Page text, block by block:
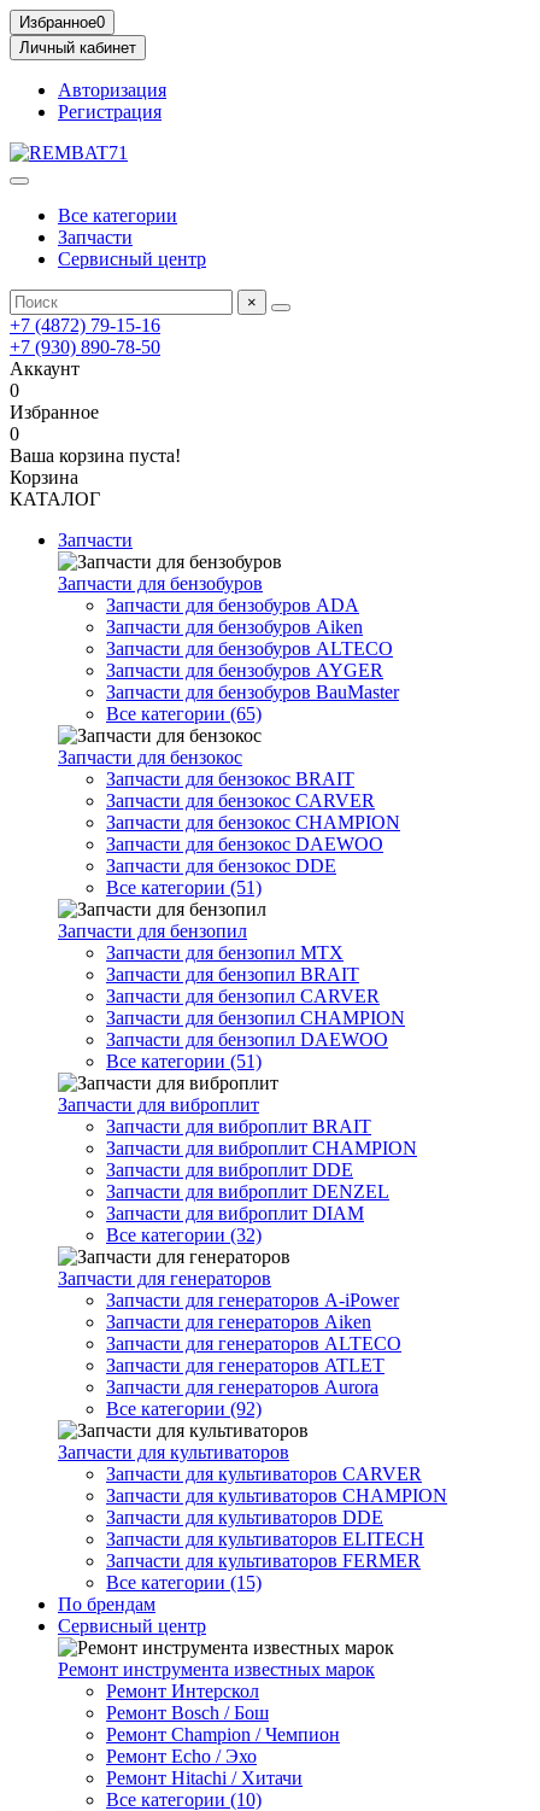
Избранное0
Личный кабинет
Авторизация
Регистрация
Все категории
Запчасти
Сервисный центр
×
+7 (4872) 79-15-16
+7 (930) 890-78-50
Аккаунт
0
Избранное
0
Ваша корзина пуста!
Корзина
КАТАЛОГ
Запчасти
Запчасти для бензобуров
Запчасти для бензобуров ADA
Запчасти для бензобуров Aiken
Запчасти для бензобуров ALTECO
Запчасти для бензобуров AYGER
Запчасти для бензобуров BauMaster
Все категории (65)
Запчасти для бензокос
Запчасти для бензокос BRAIT
Запчасти для бензокос CARVER
Запчасти для бензокос CHAMPION
Запчасти для бензокос DAEWOO
Запчасти для бензокос DDE
Все категории (51)
Запчасти для бензопил
Запчасти для бензопил MTX
Запчасти для бензопил BRAIT
Запчасти для бензопил CARVER
Запчасти для бензопил CHAMPION
Запчасти для бензопил DAEWOO
Все категории (51)
Запчасти для виброплит
Запчасти для виброплит BRAIT
Запчасти для виброплит CHAMPION
Запчасти для виброплит DDE
Запчасти для виброплит DENZEL
Запчасти для виброплит DIAM
Все категории (32)
Запчасти для генераторов
Запчасти для генераторов A-iPower
Запчасти для генераторов Aiken
Запчасти для генераторов ALTECO
Запчасти для генераторов ATLET
Запчасти для генераторов Aurora
Все категории (92)
Запчасти для культиваторов
Запчасти для культиваторов CARVER
Запчасти для культиваторов CHAMPION
Запчасти для культиваторов DDE
Запчасти для культиваторов ELITECH
Запчасти для культиваторов FERMER
Все категории (15)
По брендам
Сервисный центр
Ремонт инструмента известных марок
Ремонт Интерскол
Ремонт Bosch / Бош
Ремонт Champion / Чемпион
Ремонт Echo / Эхо
Ремонт Hitachi / Хитачи
Все категории (10)